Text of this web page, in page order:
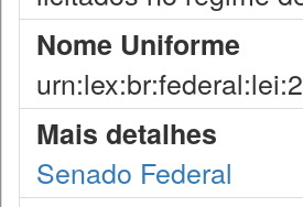
Nome Uniforme
Mais detalhes
Senado Federal